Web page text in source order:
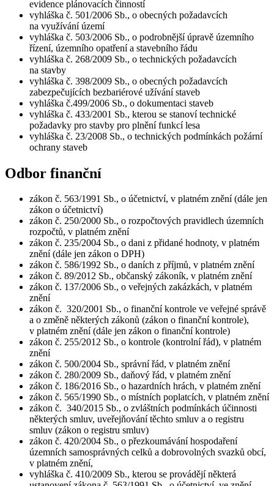
evidence plánovacích činností
vyhláška č. 501/2006 Sb., o obecných požadavcích
na využívání území
vyhláška č. 503/2006 Sb., o podrobnější úpravě územního
řízení, územního opatření a stavebního řádu
vyhláška č. 268/2009 Sb., o technických požadavcích
na stavby
vyhláška č. 398/2009 Sb., o obecných požadavcích
zabezpečujících bezbariérové užívání staveb
vyhláška č.499/2006 Sb., o dokumentaci staveb
vyhláška č. 433/2001 Sb., kterou se stanoví technické
požadavky pro stavby pro plnění funkcí lesa
vyhláška č. 23/2008 Sb., o technických podmínkách požární
ochrany staveb
Odbor finanční
zákon č. 563/1991 Sb., o účetnictví, v platném znění (dále jen
zákon o účetnictví)
zákon č. 250/2000 Sb., o rozpočtových pravidlech územních
rozpočtů, v platném znění
zákon č. 235/2004 Sb., o dani z přidané hodnoty, v platném
znění (dále jen zákon o DPH)
zákon č. 586/1992 Sb., o daních z příjmů, v platném znění
zákon č. 89/2012 Sb., občanský zákoník, v platném znění
zákon č. 137/2006 Sb., o veřejných zakázkách, v platném
znění
zákon č. 320/2001 Sb., o finanční kontrole ve veřejné správě
a o změně některých zákonů (zákon o finanční kontrole),
v platném znění (dále jen zákon o finanční kontrole)
zákon č. 255/2012 Sb., o kontrole (kontrolní řád), v platném
znění
zákon č. 500/2004 Sb., správní řád, v platném znění
zákon č. 280/2009 Sb., daňový řád, v platném znění
zákon č. 186/2016 Sb., o hazardních hrách, v platném znění
zákon č. 565/1990 Sb., o místních poplatcích, v platném znění
zákon č. 340/2015 Sb., o zvláštních podmínkách účinnosti
některých smluv, uveřejňování těchto smluv a o registru
smluv (zákon o registru smluv)
zákon č. 420/2004 Sb., o přezkoumávání hospodaření
územních samosprávných celků a dobrovolných svazků obcí,
v platném znění,
vyhláška č. 410/2009 Sb., kterou se provádějí některá